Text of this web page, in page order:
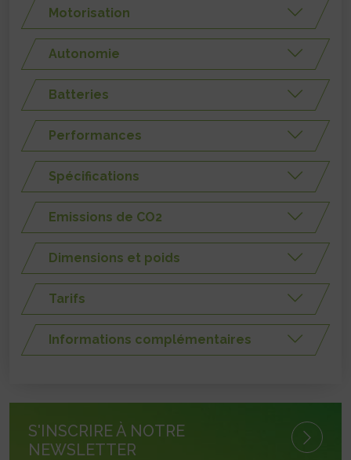
Motorisation
Autonomie
Batteries
Performances
Spécifications
Emissions de CO2
Dimensions et poids
Tarifs
Informations complémentaires
S'INSCRIRE À NOTRE
NEWSLETTER